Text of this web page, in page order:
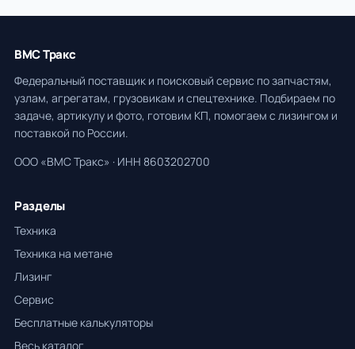
ВМС Тракс
Федеральный поставщик и поисковый сервис по запчастям,
узлам, агрегатам, грузовикам и спецтехнике. Подбираем по
задаче, артикулу и фото, готовим КП, помогаем с лизингом и
поставкой по России.
ООО «ВМС Тракс» · ИНН 8603202700
Разделы
Техника
Техника на метане
Лизинг
Сервис
Бесплатные калькуляторы
Весь каталог